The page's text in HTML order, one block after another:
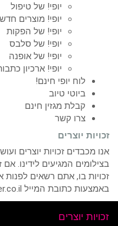
יופי! של טיפול
יופי! מוצרים
יופי! של הפקות
יופי! של סלבס
יופי! של אופנה
יופי! ארכיון
לוח יופי חינם!
ביוטי טיוב
קבלת מגזין חינם
צרו קשר
זכויות יוצרים
אנו מכבדים זכויות יוצרים
בצילומים המגיעים לידינו.
זכויות בו, אתם רשאים
באמצעות כתובת המייל taler@taler.co.il
זכויות יוצרים